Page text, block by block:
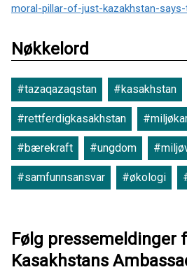
moral-pillar-of-just-kazakhstan-
Nøkkelord
#tazaqazaqstan #kasakhstan
#rettferdigkasakhstan
#bærekraft #ungdom
#samfunnsansvar #økologi
Følg pressemeldinger
Kasakhstans